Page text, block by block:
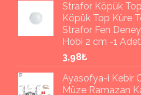
Strafor Köpük
Köpük Top Küre
Strafor Fen
Hobi 2 cm -1 Adet
3,98₺
Ayasofya-i Kebir
Müze Ramazan